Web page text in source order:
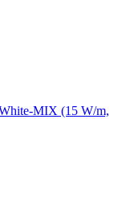
MIX (15 W/m,